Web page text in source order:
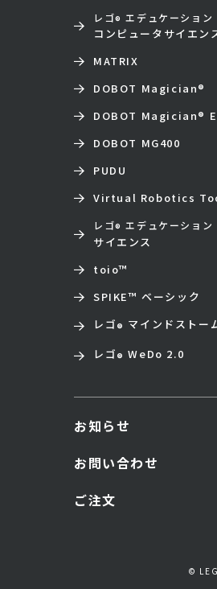
レゴ® エデュケーション
コンピュータサイエン
MATRIX
DOBOT Magician®
DOBOT Magician®
DOBOT MG400
PUDU
Virtual Robotics
レゴ® エデュケーション
サイエンス
toio™
SPIKE™ ベーシック
レゴ® マインドストー
レゴ® WeDo 2.0
お知らせ
お問い合わせ
ご注文
©